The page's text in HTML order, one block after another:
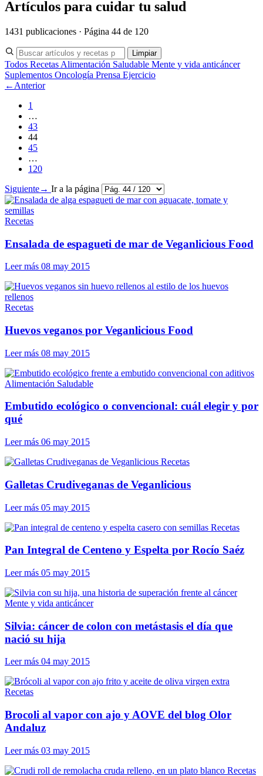
Artículos para cuidar tu salud
1431 publicaciones · Página 44 de 120
Limpiar
Todos Recetas Alimentación Saludable Mente y vida anticáncer
Suplementos Oncología Prensa Ejercicio
← Anterior
1
…
43
44
45
…
120
Siguiente→ Ir a la página
Recetas
Ensalada de espagueti de mar de Veganlicious Food
Leer más 08 may 2015
Recetas
Huevos veganos por Veganlicious Food
Leer más 08 may 2015
Alimentación Saludable
Embutido ecológico o convencional: cuál elegir y por
qué
Leer más 06 may 2015
Recetas
Galletas Crudiveganas de Veganlicious
Leer más 05 may 2015
Recetas
Pan Integral de Centeno y Espelta por Rocío Saéz
Leer más 05 may 2015
Mente y vida anticáncer
Silvia: cáncer de colon con metástasis el día que
nació su hija
Leer más 04 may 2015
Recetas
Brocoli al vapor con ajo y AOVE del blog Olor
Andaluz
Leer más 03 may 2015
Recetas